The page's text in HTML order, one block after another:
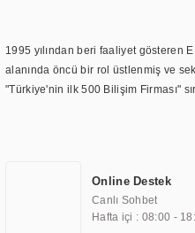
1995 yılından beri faaliyet gösteren
alanında öncü bir rol üstlenmiş ve
"Türkiye'nin ilk 500 Bilişim Firması"
TOCHI markası altında kendi ürettiği
TOCHI; videowall, digital signage,
ekran, asansör ekranı, digital
Online Destek
Canlı Sohbet
Hafta içi : 08:00 -